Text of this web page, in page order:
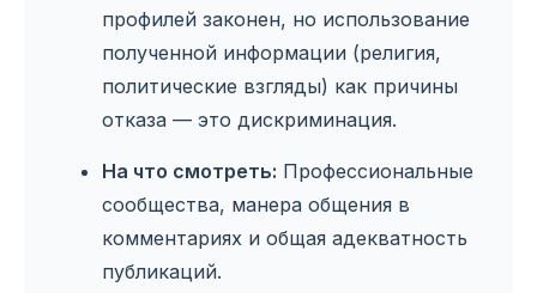
профилей законен, но использование
полученной информации (религия,
политические взгляды) как причины
отказа — это дискриминация.
На что смотреть: Профессиональные
сообщества, манера общения в
комментариях и общая адекватность
публикаций.